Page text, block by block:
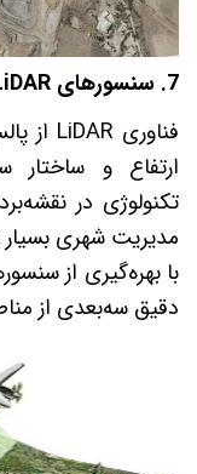
7. سنسورهای
فناوری
از
ارتفاع و
تکنولوژی در
مدیریت شهری
با بهره‌گیری از
دقیق سه‌بعدی از